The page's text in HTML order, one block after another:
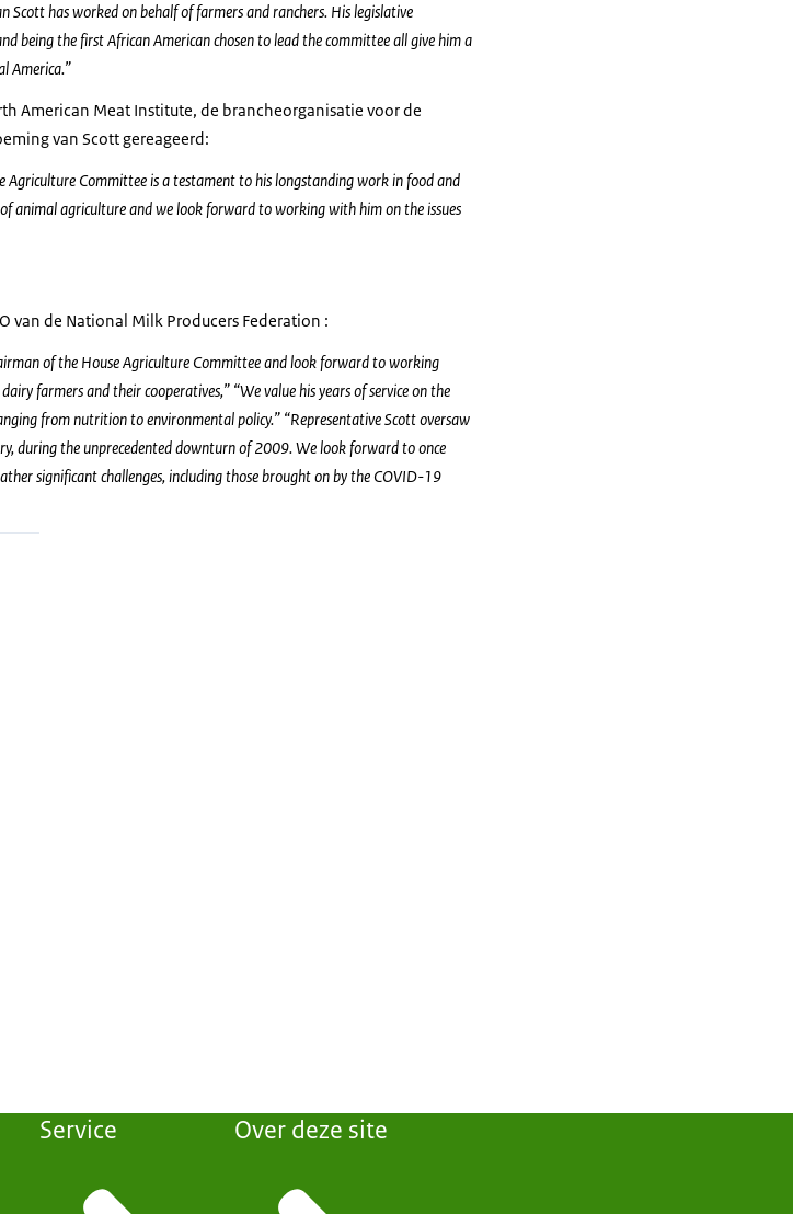
Scott has worked on behalf of farmers and ranchers. His legislative
being the first African American chosen to lead the committee all give him a
America.”
American Meat Institute, de brancheorganisatie voor de
van Scott gereageerd:
Agriculture Committee is a testament to his longstanding work in food and
animal agriculture and we look forward to working with him on the issues
van de National Milk Producers Federation :
of the House Agriculture Committee and look forward to working
farmers and their cooperatives,” “We value his years of service on the
from nutrition to environmental policy.” “Representative Scott oversaw
during the unprecedented downturn of 2009. We look forward to once
significant challenges, including those brought on by the COVID-19
Service Over deze site